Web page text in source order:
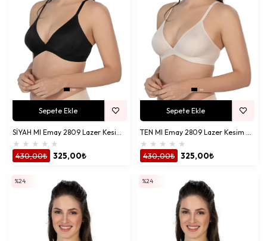
SİYAH MI Emay 2809 Lazer Kesim Yapıştırma İz Ypmz Sütyen
★ ★ ★ ★ ★
325,00₺
430,00₺
Sepete Ekle
TEN MI Emay 2809 Lazer Kesim Yapıştırma İz Ypmz Sütyen
★ ★ ★ ★ ★
325,00₺
430,00₺
Sepete Ekle
%24 %24